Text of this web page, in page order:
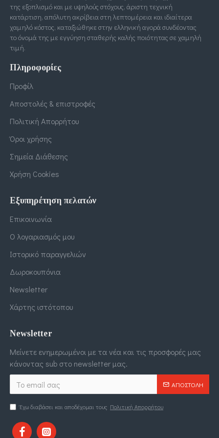
της εξοπλισμό και με υψηλούς στόχους, άριστη τεχνική
κατάρτιση, απόλυτη ακρίβεια στη λεπτομέρεια και ιδιαίτερα
χαμηλό κόστος, καταξιώθηκε στην ελληνική αγορά συνδέοντας
το όνομά της με εγγύηση σταθερής καλής ποιότητας σε χαμηλή
τιμή.
Πληροφορίες
Προφίλ
Αποστολές & επιστροφές
Πολιτική Απορρήτου
Όροι χρήσης
Σημεία Διάθεσης
Χρήση Cookies
Εξυπηρέτηση πελατών
Επικοινωνία
Ο λογαριασμός μου
Ιστορικό παραγγελιών
Δωροκουπόνια
Newsletter
Χάρτης ιστότοπου
Newsletter
Μείνετε ενημερωμένοι με τα νέα και τις προσφορές μας
κάνοντας sub στο newsletter μας.
ΑΠΟΣΤΟΛΉ
Έχω διαβάσει και αποδέχομαι τους Πολιτική Απορρήτου